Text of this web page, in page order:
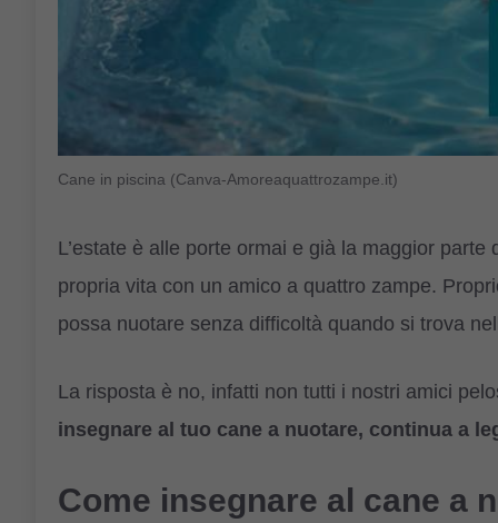
Cane in piscina (Canva-Amoreaquattrozampe.it)
L’estate è alle porte ormai e già la maggior
propria vita con un amico a quattro zampe.
possa nuotare senza difficoltà quando si trova
La risposta è no, infatti non tutti i nostri amici
insegnare al tuo cane a nuotare, continua a
Come insegnare al cane a